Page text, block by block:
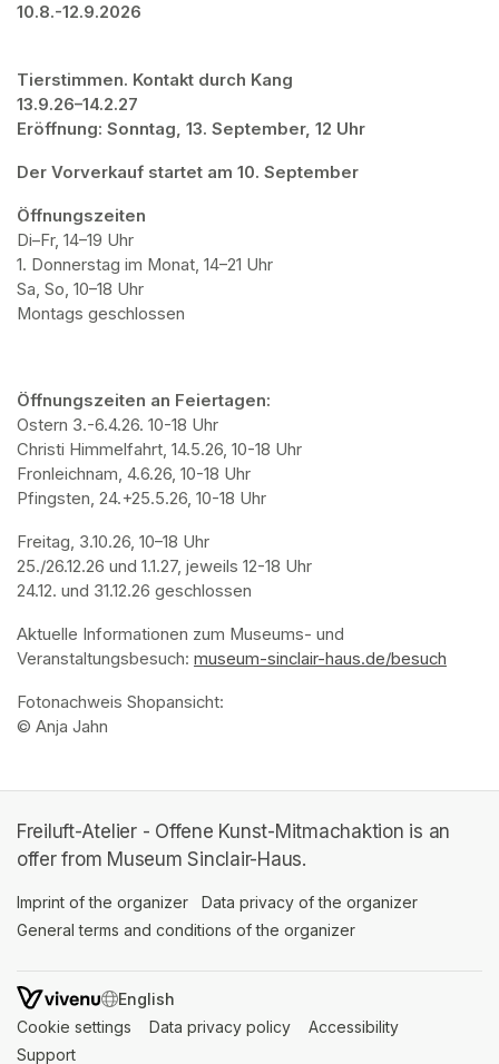
10.8.-12.9.2026
Tierstimmen. Kontakt durch Kang
13.9.26–14.2.27
Eröffnung: Sonntag, 13. September, 12 Uhr
Der Vorverkauf startet am 10. September
Öffnungszeiten
Di–Fr, 14–19 Uhr
1. Donnerstag im Monat, 14–21 Uhr
Sa, So, 10–18 Uhr
Montags geschlossen
Öffnungszeiten an Feiertagen:
Ostern 3.-6.4.26. 10-18 Uhr
Christi Himmelfahrt, 14.5.26, 10-18 Uhr
Fronleichnam, 4.6.26, 10-18 Uhr
Pfingsten, 24.+25.5.26, 10-18 Uhr
Freitag, 3.10.26, 10–18 Uhr
25./26.12.26 und 1.1.27, jeweils 12-18 Uhr
24.12. und 31.12.26 geschlossen
Aktuelle Informationen zum Museums- und
Veranstaltungsbesuch: museum-sinclair-haus.de/besuch
Fotonachweis Shopansicht:
© Anja Jahn
Freiluft-Atelier - Offene Kunst-Mitmachaktion is an
offer from Museum Sinclair-Haus.
Imprint of the organizer (opens in a new tab)
Data privacy of the organizer
General terms and conditions of the organizer
SWITCH LANGUAGE
Cookie settings (opens in a new tab)
Data privacy policy (opens in a new tab)
Accessibility
Support